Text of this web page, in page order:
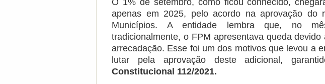
O 1% de setembro, como ficou conhecido,
apenas em 2025, pelo acordo na aprovação do
Municípios. A entidade lembra que, no
tradicionalmente, o FPM apresentava queda devido
arrecadação. Esse foi um dos motivos que levou a
lutar pela aprovação deste adicional,
Constitucional 112/2021.